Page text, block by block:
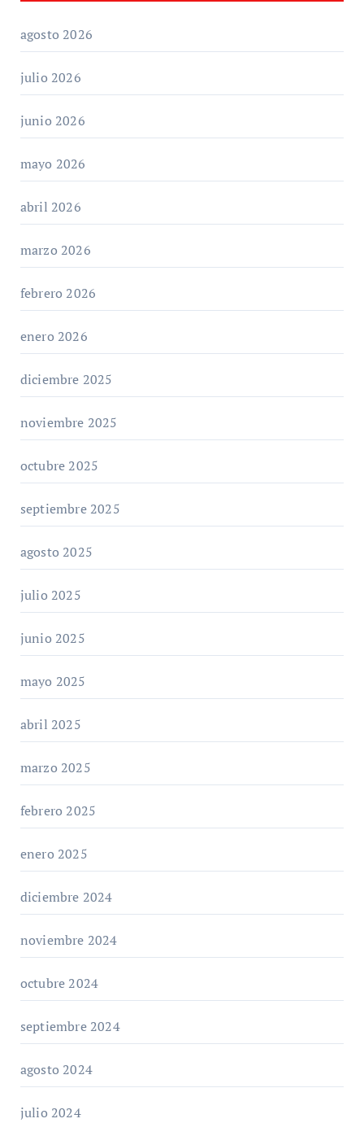
agosto 2026
julio 2026
junio 2026
mayo 2026
abril 2026
marzo 2026
febrero 2026
enero 2026
diciembre 2025
noviembre 2025
octubre 2025
septiembre 2025
agosto 2025
julio 2025
junio 2025
mayo 2025
abril 2025
marzo 2025
febrero 2025
enero 2025
diciembre 2024
noviembre 2024
octubre 2024
septiembre 2024
agosto 2024
julio 2024